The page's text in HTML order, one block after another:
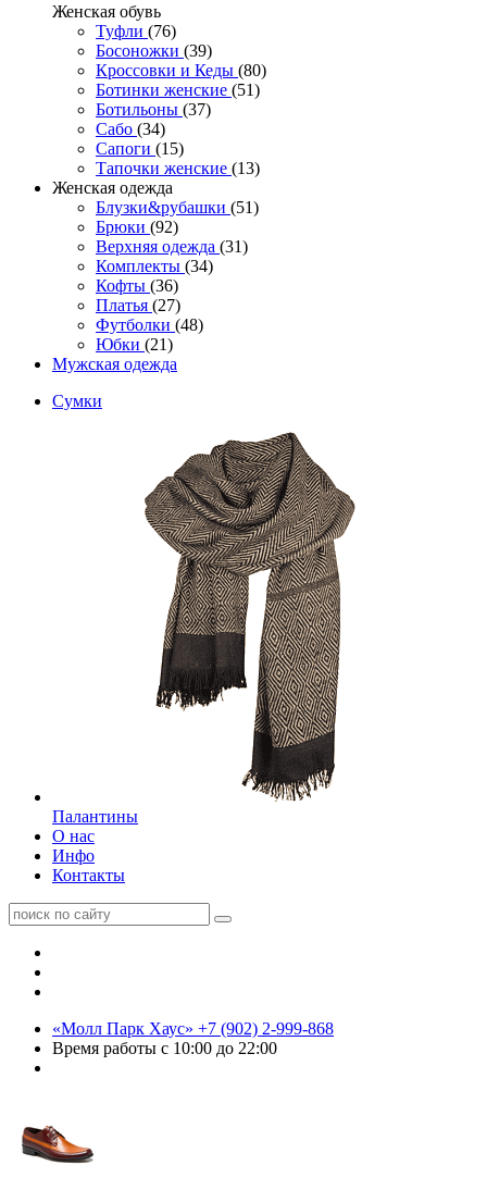
Женcкая обувь
Туфли (76)
Босоножки (39)
Кроссовки и Кеды (80)
Ботинки женские (51)
Ботильоны (37)
Сабо (34)
Сапоги (15)
Тапочки женские (13)
Женская одежда
Блузки&рубашки (51)
Брюки (92)
Верхняя одежда (31)
Комплекты (34)
Кофты (36)
Платья (27)
Футболки (48)
Юбки (21)
Мужская одежда
Сумки
Палантины
О нас
Инфо
Контакты
«Молл Парк Хаус» +7 (902) 2-999-868
Время работы с 10:00 до 22:00